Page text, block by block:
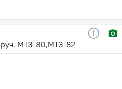
руч. МТЗ-80,МТЗ-82